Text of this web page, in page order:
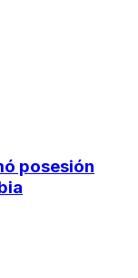
posesión